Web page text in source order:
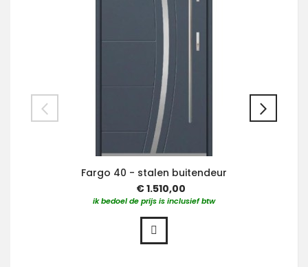
Fargo 40 - stalen buitendeur
€ 1.510,00
ik bedoel de prijs is inclusief btw